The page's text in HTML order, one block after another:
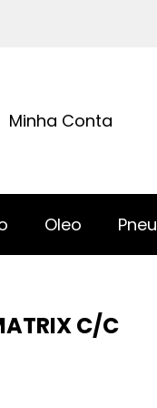
Minha Conta
Oleo Pneu
C/C